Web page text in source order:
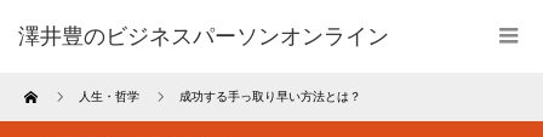
澤井豊のビジネスパーソンオンライン
Home 人生・哲学 成功する手っ取り早い方法とは？